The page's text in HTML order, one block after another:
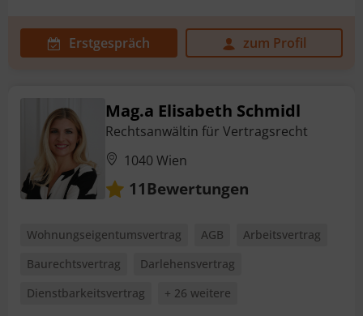
Erstgespräch zum Profil
Mag.a Elisabeth Schmidl
Rechtsanwältin für Vertragsrecht
1040 Wien
11Bewertungen
Wohnungseigentumsvertrag AGB
Arbeitsvertrag
Baurechtsvertrag
Darlehensvertrag
Dienstbarkeitsvertrag
+ 26 weitere